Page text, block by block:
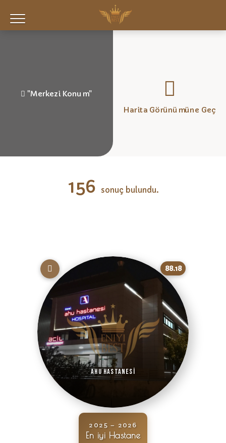
"Merkezi Konum"
Harita Görünümüne Geç
156 sonuç bulundu.
88.18
Ahu Hastanesi
2025 – 2026
En iyi Hastane